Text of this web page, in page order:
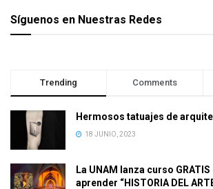
Síguenos en Nuestras Redes
Trending Comments
Hermosos tatuajes de
18 JUNIO, 2023
La UNAM lanza curso
aprender “HISTORIA DEL